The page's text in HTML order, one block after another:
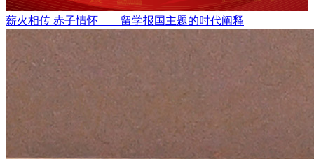
薪火相传 赤子情怀——留学报国主题的时代阐释